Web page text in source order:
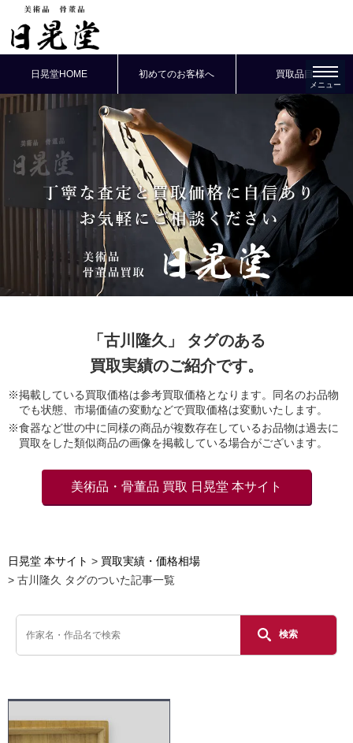
日晃堂HOME 初めてのお客様へ 買取品目
「古川隆久」
タグのある
買取実績のご紹介です。
※掲載している買取価格は参考買取価格となります。同名のお品物
でも状態、市場価値の変動などで買取価格は変動いたします。
※食器など世の中に同様の商品が複数存在しているお品物は過去に
買取をした類似商品の画像を掲載している場合がございます。
美術品・骨董品 買取 日晃堂 本サイト
日晃堂 本サイト
買取実績・価格相場
古川隆久 タグのついた記事一覧
検索